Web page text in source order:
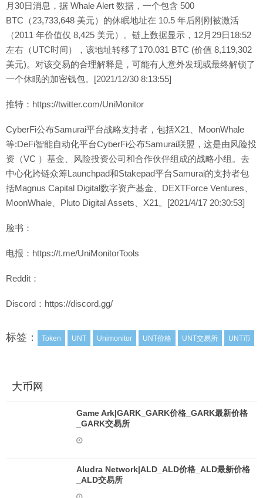
月30日消息，据 Whale Alert 数据，一个包含 500
BTC（23,733,648 美元）的休眠地址在 10.5 年后刚刚被激活
（2011 年价值仅 8,425 美元）。链上数据显示，12月29日18:52
左右（UTC时间），该地址转移了170.031 BTC (价值 8,119,302
美元)。对该交易的合理解释是，可能有人意外发现或最终解锁了
一个休眠的加密钱包。[2021/12/30 8:13:55]
推特：https://twitter.com/UniMonitor
CyberFi公布Samurai平台战略支持者，包括X21、MoonWhale
等:DeFi智能自动化平台CyberFi公布Samurai联盟，这是由风险投
资（VC ）基金、风险投资公司和合作伙伴组成的战略小组。去
中心化跨链众筹Launchpad和Stakepad平台Samurai的支持者包
括Magnus Capital Digital数字资产基金、DEXTForce Ventures、
MoonWhale、Pluto Digital Assets、X21。[2021/4/17 20:30:53]
脸书：
电报：https://t.me/UniMonitorTools
Reddit：
Discord：https://discord.gg/
标签： Token UNT Unimonitor UNT价格 UNT交易所 UNT币
大币网
Game Ark|GARK_GARK价格_GARK最新价格
_GARK交易所
Aludra Network|ALD_ALD价格_ALD最新价格
_ALD交易所